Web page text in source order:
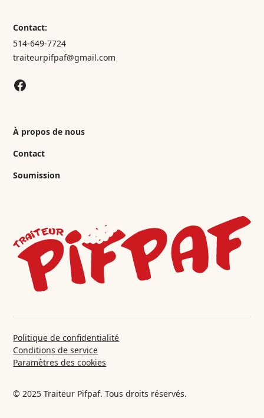
Contact:
514-649-7724
traiteurpifpaf@gmail.com
À propos de nous
Contact
Soumission
© 2025 Traiteur Pifpaf. Tous droits réservés.
Politique de confidentialité
Conditions de service
Paramètres des cookies